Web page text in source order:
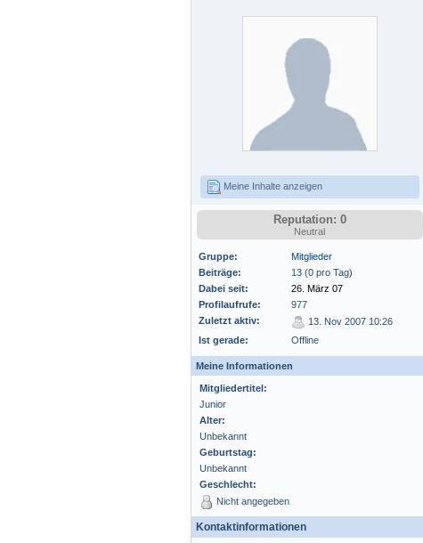
Meine Inhalte anzeigen
Reputation: 0
Neutral
Gruppe:
Mitglieder
Beiträge:
13 (0 pro Tag)
Dabei seit:
26. März 07
Profilaufrufe:
977
Zuletzt aktiv:
13. Nov 2007 10:26
Ist gerade:
Offline
Meine Informationen
Mitgliedertitel:
Junior
Alter:
Unbekannt
Geburtstag:
Unbekannt
Geschlecht:
Nicht angegeben
Kontaktinformationen